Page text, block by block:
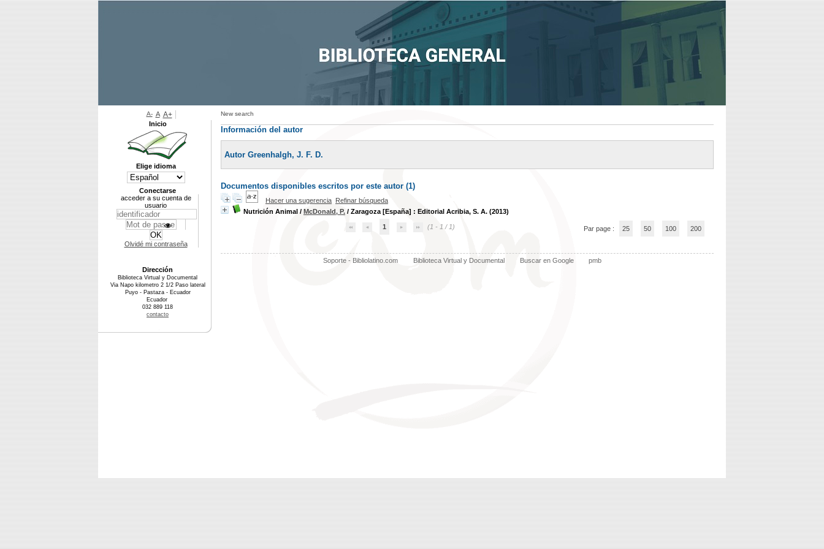
New search
Información del autor
Autor Greenhalgh, J. F. D.
Documentos disponibles escritos por este autor (1)
Hacer una sugerencia Refinar búsqueda
Nutrición Animal / McDonald, P. / Zaragoza [España] : Editorial Acribia, S. A. (2013)
1 (1 - 1 / 1) Par page : 25 50 100 200
Soporte - Bibliolatino.com Biblioteca Virtual y Documental Buscar en Google pmb
A- A A+
Inicio
Elige idioma
Conectarse
acceder a su cuenta de
usuario
Olvidé mi contraseña
Dirección
Biblioteca Virtual y Documental
Via Napo kilometro 2 1/2 Paso lateral
Puyo - Pastaza - Ecuador
Ecuador
032 889 118
contacto